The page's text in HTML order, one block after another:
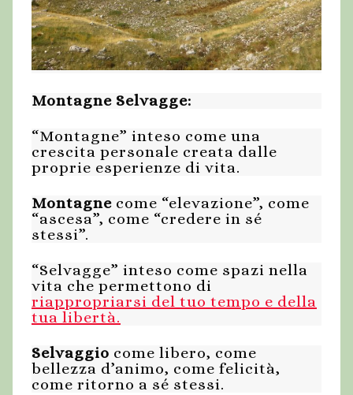
Montagne Selvagge:
“Montagne” inteso come una
crescita personale creata dalle
proprie esperienze di vita.
Montagne come “elevazione”, come
“ascesa”, come “credere in sé
stessi”.
“Selvagge” inteso come spazi nella
vita che permettono di
riappropriarsi del tuo tempo e della
tua libertà.
Selvaggio come libero, come
bellezza d’animo, come felicità,
come ritorno a sé stessi.